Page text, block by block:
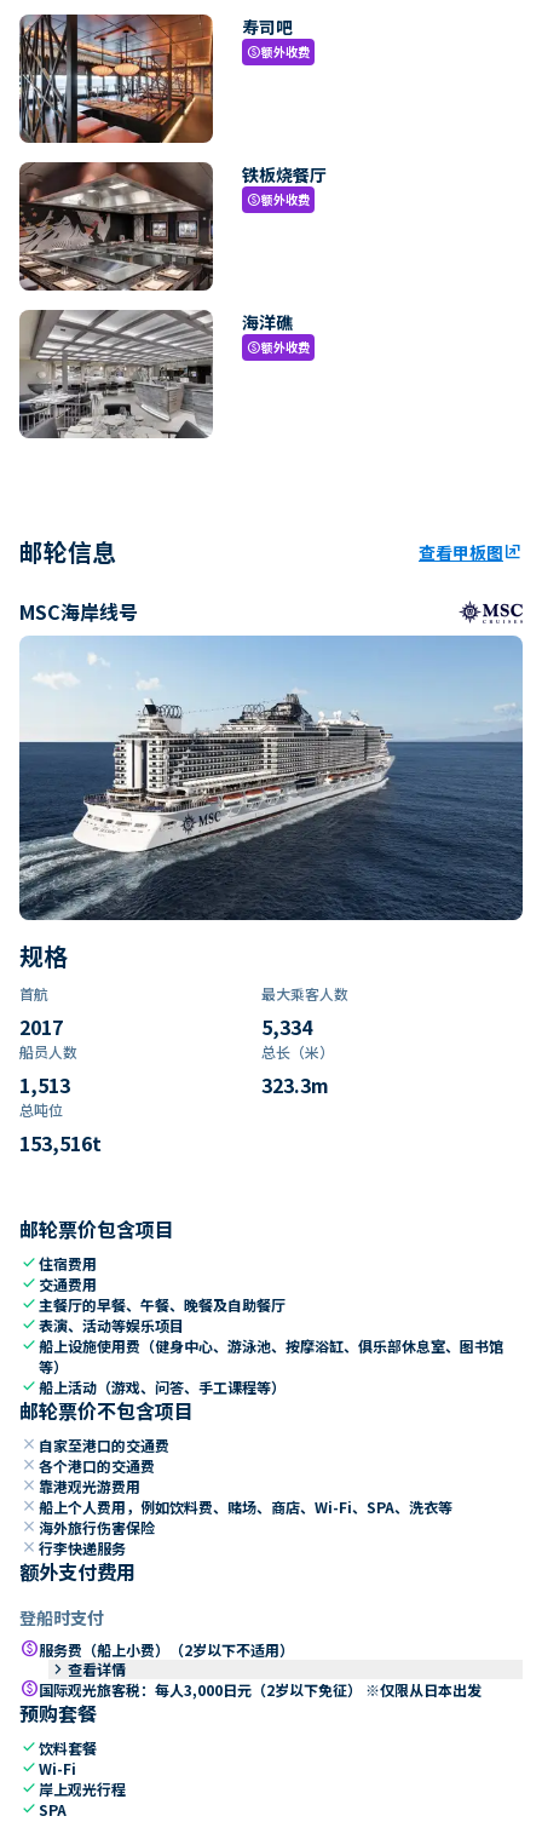
寿司吧
paid额外收费
铁板烧餐厅
paid额外收费
海洋礁
paid额外收费
邮轮信息 查看甲板图ungroup
MSC海岸线号
规格
首航
2017
最大乘客人数
5,334
船员人数
1,513
总长（米）
323.3m
总吨位
153,516t
邮轮票价包含项目
check住宿费用
check 交通费用
check 主餐厅的早餐、午餐、晚餐及自助餐厅
check表演、活动等娱乐项目
check船上设施使用费（健身中心、游泳池、按摩浴缸、俱乐部休息室、图书馆
等）
check船上活动（游戏、问答、手工课程等）
邮轮票价不包含项目
close 自家至港口的交通费
close 各个港口的交通费
close 靠港观光游费用
close 船上个人费用，例如饮料费、赌场、商店、Wi-Fi、SPA、洗衣等
close 海外旅行伤害保险
close 行李快递服务
额外支付费用
登船时支付
paid服务费（船上小费）（2岁以下不适用）
keyboard_arrow_right 查看详情
paid国际观光旅客税：每人3,000日元（2岁以下免征） ※仅限从日本出发
预购套餐
check饮料套餐
checkWi-Fi
check 岸上观光行程
checkSPA